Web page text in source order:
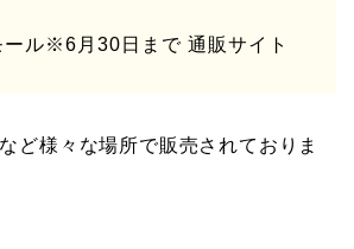
ール※6月30日まで 通販サイト
ど様々な場所で販売されておりま